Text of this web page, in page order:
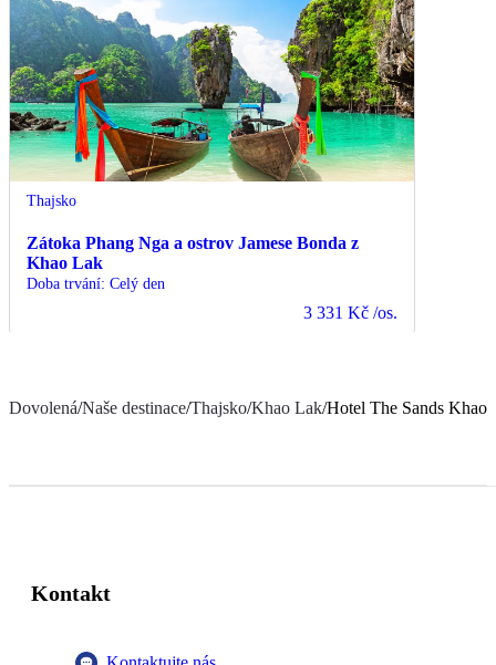
Thajsko
Zátoka Phang Nga a ostrov Jamese Bonda z
Khao Lak
Doba trvání: Celý den
3 331 Kč /os.
Dovolená/Naše destinace/Thajsko/Khao Lak/Hotel The Sands Khao
Kontakt